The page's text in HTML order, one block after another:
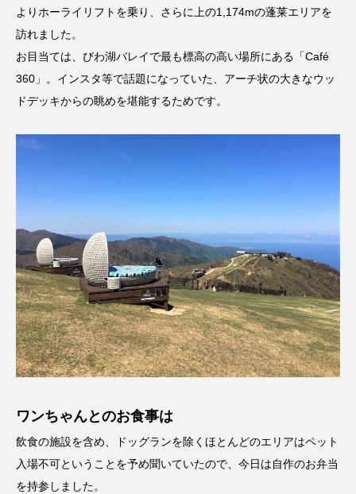
よりホーライリフトを乗り、さらに上の1,174mの蓬莱エリアを
訪れました。
お目当ては、びわ湖バレイで最も標高の高い場所にある「Café
360」。インスタ等で話題になっていた、アーチ状の大きなウッ
ドデッキからの眺めを堪能するためです。
ワンちゃんとのお食事は
飲食の施設を含め、ドッグランを除くほとんどのエリアはペット
入場不可ということを予め聞いていたので、今日は自作のお弁当
を持参しました。